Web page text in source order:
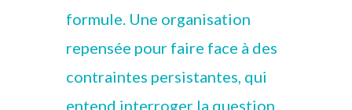
formule. Une organisation
repensée pour faire face à des
contraintes persistantes, qui
entend interroger la question